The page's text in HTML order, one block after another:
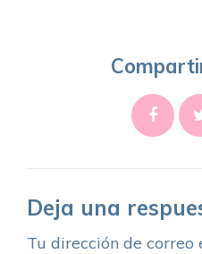
Deja una
Tu dirección de correo